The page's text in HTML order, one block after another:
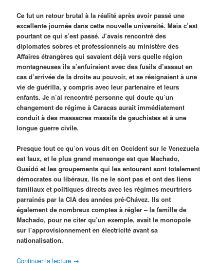
Ce fut un retour brutal à la réalité après avoir passé une
excellente journée dans cette nouvelle université. Mais c’est
pourtant ce qui s’est passé. J’avais rencontré des
diplomates sobres et professionnels au ministère des
Affaires étrangères qui savaient déjà vers quelle région
montagneuses ils s’enfuiraient avec des fusils d’assaut en
cas d’arrivée de la droite au pouvoir, et se résignaient à une
vie de guérilla, y compris avec leur partenaire et leurs
enfants. Je n’ai rencontré personne qui doute qu’un
changement de régime à Caracas aurait immédiatement
conduit à des massacres massifs de gauchistes et à une
longue guerre civile.
Presque tout ce qu’on vous dit en Occident sur le Venezuela
est faux, et le plus grand mensonge est que Machado,
Guaidó et les groupements qui les entourent sont totalement
démocrates ou libéraux. Ils ne le sont pas et ont des liens
familiaux et politiques directs avec les régimes meurtriers
parrainés par la CIA des années pré-Chávez. Ils ont
également de nombreux comptes à régler – la famille de
Machado, pour ne citer qu’un exemple, avait le monopole
sur l’approvisionnement en électricité avant sa
nationalisation.
Continuer la lecture →